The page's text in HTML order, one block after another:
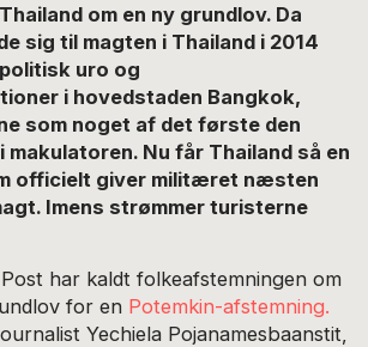
om en ny grundlov. Da
sig til magten i Thailand i 2014
uro og
i hovedstaden Bangkok,
som noget af det første den
makulatoren. Nu får Thailand så en
officielt giver militæret næsten
Imens strømmer turisterne
har kaldt folkeafstemningen om
for en Potemkin-afstemning.
Yechiela Pojanamesbaanstit,